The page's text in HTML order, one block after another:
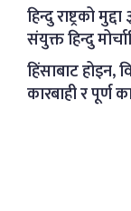
हिन्दु राष्ट्रको
संयुक्त हिन्दु
हिंसाबाट होइन,
कारबाही र पूर्ण